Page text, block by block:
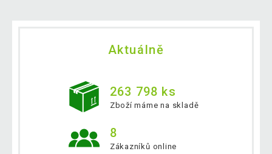
Aktuálně
263 798 ks
Zboží máme na skladě
8
Zákazníků online